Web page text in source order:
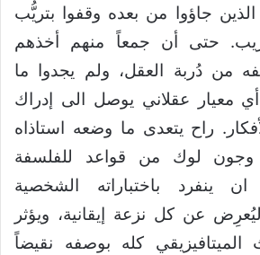
جاؤوا من بعده وقفوا بتريُّب
حتى أن جمعاً منهم أخذهم
من دُربة العقل، ولم يجدوا ما
معيار عقلاني يوصل الى إدراك
راح يتعدى ما وضعه استاذاه
وجون لوك من قواعد للفلسفة
ان ينفرد باختباراته الشخصية
عن كل نزعة إيقانية، ويؤثر
الميتافيزيقي كله بوصفه نقيضاً